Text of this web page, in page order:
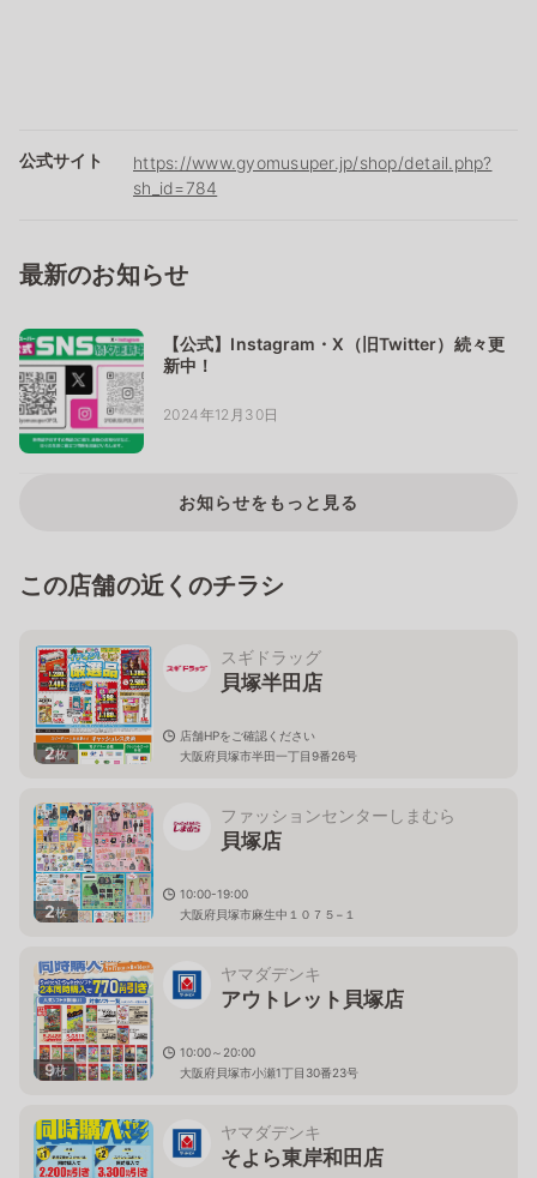
公式サイト
https://www.gyomusuper.jp/shop/detail.php?
sh_id=784
最新のお知らせ
【公式】Instagram・X（旧Twitter）続々更
新中！
2024年12月30日
お知らせをもっと見る
この店舗の近くのチラシ
2枚
スギドラッグ
貝塚半田店
店舗HPをご確認ください
大阪府貝塚市半田一丁目9番26号
2枚
ファッションセンターしまむら
貝塚店
10:00-19:00
大阪府貝塚市麻生中１０７５−１
9枚
ヤマダデンキ
アウトレット貝塚店
10:00～20:00
大阪府貝塚市小瀬1丁目30番23号
ヤマダデンキ
そよら東岸和田店